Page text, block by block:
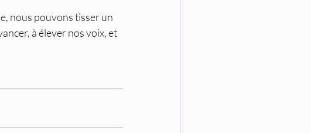
nous pouvons tisser un
à élever nos voix, et